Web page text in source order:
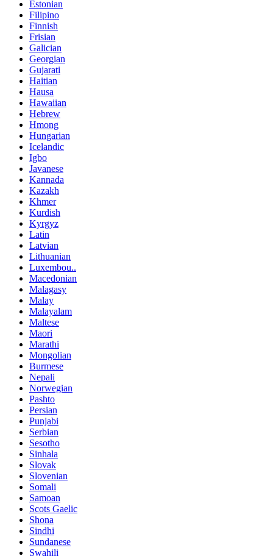
Estonian
Filipino
Finnish
Frisian
Galician
Georgian
Gujarati
Haitian
Hausa
Hawaiian
Hebrew
Hmong
Hungarian
Icelandic
Igbo
Javanese
Kannada
Kazakh
Khmer
Kurdish
Kyrgyz
Latin
Latvian
Lithuanian
Luxembou..
Macedonian
Malagasy
Malay
Malayalam
Maltese
Maori
Marathi
Mongolian
Burmese
Nepali
Norwegian
Pashto
Persian
Punjabi
Serbian
Sesotho
Sinhala
Slovak
Slovenian
Somali
Samoan
Scots Gaelic
Shona
Sindhi
Sundanese
Swahili